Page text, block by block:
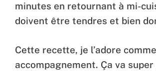
minutes en retournant à mi-
doivent être tendres et bien
Cette recette, je l’adore comme
accompagnement. Ça va